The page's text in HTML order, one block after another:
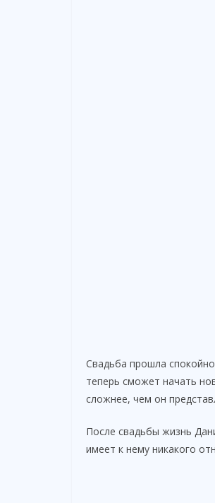
Свадьба прошла
теперь сможет начать
сложнее, чем он
После свадьбы жизнь
имеет к нему никакого